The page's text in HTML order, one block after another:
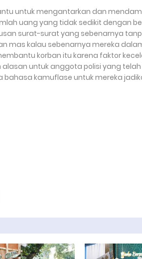
untuk mengantarkan dan
uang yang tidak sedikit dengan
surat-surat yang sebenarnya
mas kalau sebenarnya mereka
korban itu karena faktor
untuk anggota polisi yang
kamuflase untuk mereka